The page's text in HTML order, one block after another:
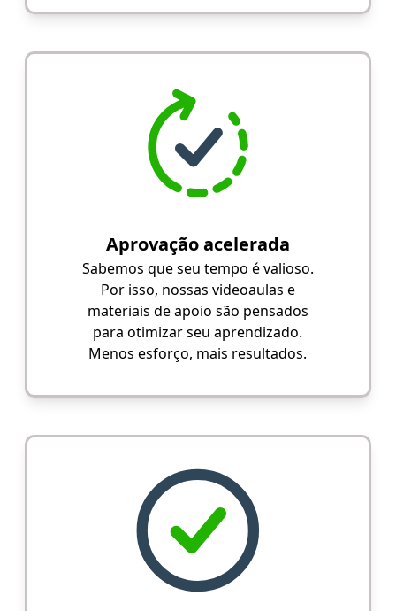
Aprovação acelerada
Sabemos que seu tempo é valioso.
Por isso, nossas videoaulas e
materiais de apoio são pensados
para otimizar seu aprendizado.
Menos esforço, mais resultados.